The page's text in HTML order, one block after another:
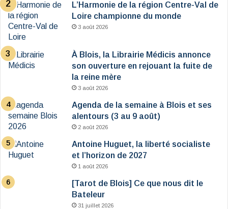
L’Harmonie de la région Centre-Val de
Loire championne du monde
3 août 2026
À Blois, la Librairie Médicis annonce
son ouverture en rejouant la fuite de
la reine mère
3 août 2026
Agenda de la semaine à Blois et ses
alentours (3 au 9 août)
2 août 2026
Antoine Huguet, la liberté socialiste
et l’horizon de 2027
1 août 2026
[Tarot de Blois] Ce que nous dit le
Bateleur
31 juillet 2026